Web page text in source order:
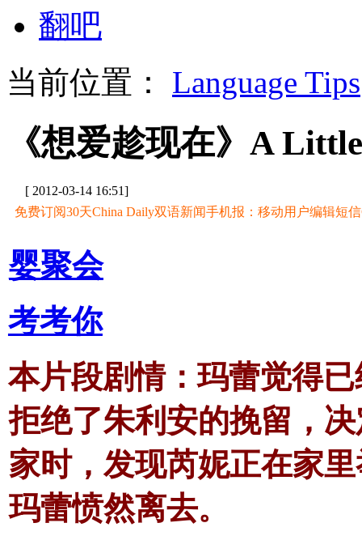
翻吧
当前位置： Language Tips
《想爱趁现在》A
[ 2012-03-14 16:51]
免费订阅30天China Daily双语新闻手机报：移动用户编辑短信
婴聚会
考考你
本片段剧情：玛蕾觉得
拒绝了朱利安的挽留，
家时，发现芮妮正在家
玛蕾愤然离去。